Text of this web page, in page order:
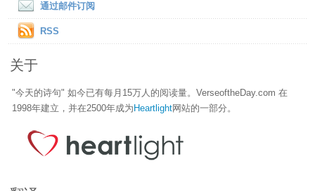
通过邮件订阅
RSS
关于
"今天的诗句" 如今已有每月15万人的阅读量。VerseoftheDay.com 在
1998年建立，并在2500年成为 Heartlight网站的一部分。